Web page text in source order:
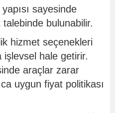
sayesinde
bulunabilir.
hizmet seçenekleri
işlevsel hale getirir.
araçlar zarar
uygun fiyat politikası